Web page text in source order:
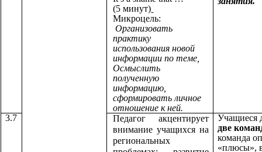
(5 минут)
Микроцель:
Организовать
практику
использования новой
информации по теме,
Осмыслить
полученную
информацию,
сформировать личное
отношение к ней.
3.7
Педагог акцентирует
внимание учащихся на
региональных
Учащиеся
две
команда
«плюсы»,